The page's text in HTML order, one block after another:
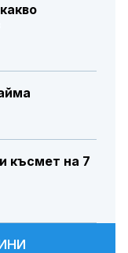
късмет на 7